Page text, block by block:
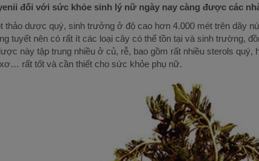
đối với sức khỏe sinh lý nữ ngày nay càng được các
thảo dược quý, sinh trưởng ở độ cao hơn 4.000 mét trên dãy
tuyết nên có rất ít các loại cây có thể tồn tại và sinh trường,
này tập trung nhiều ở củ, rễ, bao gồm rất nhiều sterols quý,
rất tốt và cần thiết cho sức khỏe phụ nữ.